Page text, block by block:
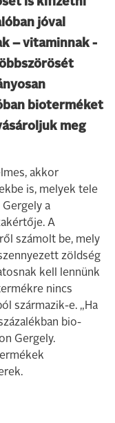
jóval
– vitaminnak -
bioterméket
meg
akkor
is, melyek tele
a
A
számolt be, mely
zöldség
kell lennünk
nincs
származik-e. „Ha
bio-
Gergely.